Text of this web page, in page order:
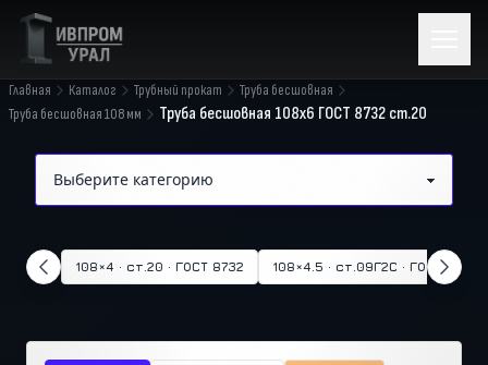
Главная Каталог Трубный прокат
Труба бесшовная
Труба бесшовная 108 мм
Труба бесшовная 108х6 ГОСТ 8732 ст.20
108×4 · ст.20 · ГОСТ 8732 108×4.5 · ст.09Г2С · ГОСТ 8732